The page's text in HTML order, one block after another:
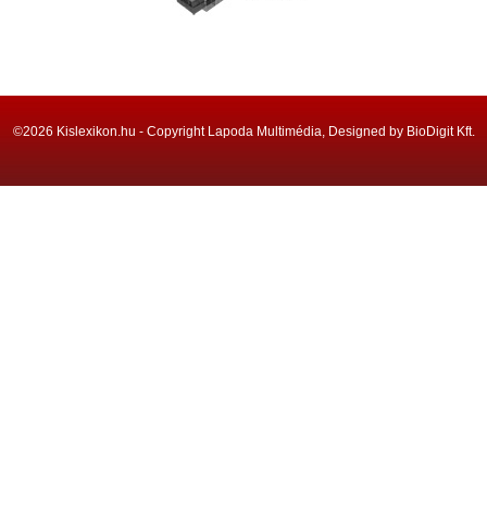
©2026 Kislexikon.hu - Copyright Lapoda Multimédia, Designed by BioDigit Kft.